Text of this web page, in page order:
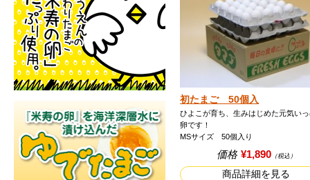
初たまご 50個入
ひよこが育ち、生みはじめた元気い
卵です！
MSサイズ 50個入り
価格 ¥1,890（税込）
商品詳細を見る